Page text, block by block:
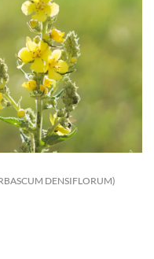
DENSIFLORUM)